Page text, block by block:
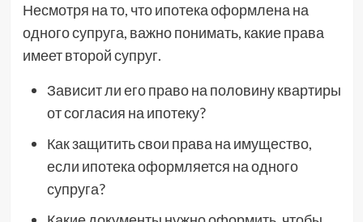
Несмотря на то, что ипотека оформлена на
одного супруга, важно понимать, какие права
имеет второй супруг.
Зависит ли его право на половину квартиры
от согласия на ипотеку?
Как защитить свои права на имущество,
если ипотека оформляется на одного
супруга?